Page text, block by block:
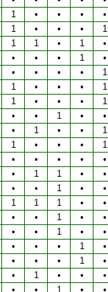
1 • • •
•
1 • • •
1
1 1 • 1
•
• • • 1
•
• • • •
1
1 • • •
1
1 • • •
1
• • 1 •
•
• 1 • •
1
1 • • •
1
• • • •
•
• 1 1 •
•
• • 1 •
•
1 1 1 •
•
• • 1 •
•
• • 1 •
•
• • • 1
•
• • • 1
•
• 1 • •
•
• • 1 • •